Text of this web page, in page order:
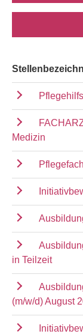
Medizin
in Teilzeit
(m/w/d) August